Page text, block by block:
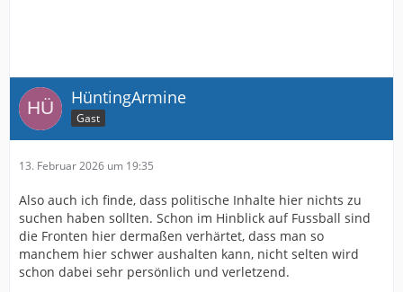
HüntingArmine
Gast
13. Februar 2026 um 19:35
Also auch ich finde, dass politische Inhalte hier nichts zu
suchen haben sollten. Schon im Hinblick auf Fussball sind
die Fronten hier dermaßen verhärtet, dass man so
manchem hier schwer aushalten kann, nicht selten wird
schon dabei sehr persönlich und verletzend.